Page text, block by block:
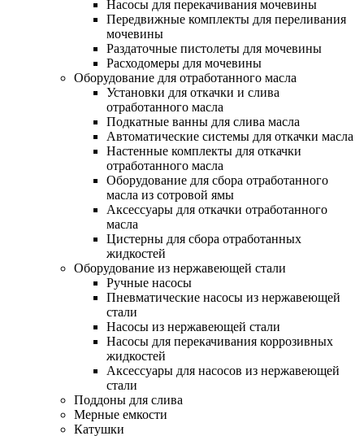
Насосы для перекачивания мочевины
Передвижные комплекты для переливания
мочевины
Раздаточные пистолеты для мочевины
Расходомеры для мочевины
Оборудование для отработанного масла
Установки для откачки и слива
отработанного масла
Подкатные ванны для слива масла
Автоматические системы для откачки масла
Настенные комплекты для откачки
отработанного масла
Оборудование для сбора отработанного
масла из сотровой ямы
Аксессуары для откачки отработанного
масла
Цистерны для сбора отработанных
жидкостей
Оборудование из нержавеющей стали
Ручные насосы
Пневматические насосы из нержавеющей
стали
Насосы из нержавеющей стали
Насосы для перекачивания коррозивных
жидкостей
Аксессуары для насосов из нержавеющей
стали
Поддоны для слива
Мерные емкости
Катушки